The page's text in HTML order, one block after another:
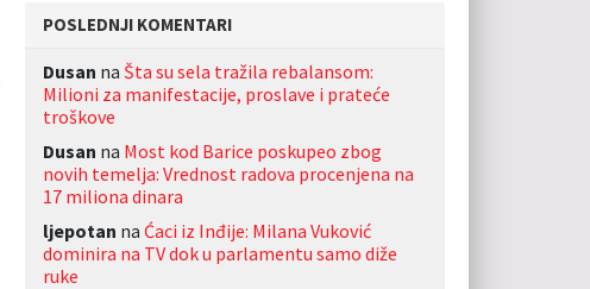
POSLEDNJI KOMENTARI
Dusan na Šta su sela tražila rebalansom:
Milioni za manifestacije, proslave i prateće
troškove
Dusan na Most kod Barice poskupeo zbog
novih temelja: Vrednost radova procenjena na
17 miliona dinara
ljepotan na Ćaci iz Inđije: Milana Vuković
dominira na TV dok u parlamentu samo diže
ruke